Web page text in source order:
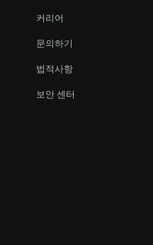
커리어
문의하기
법적사항
보안 센터